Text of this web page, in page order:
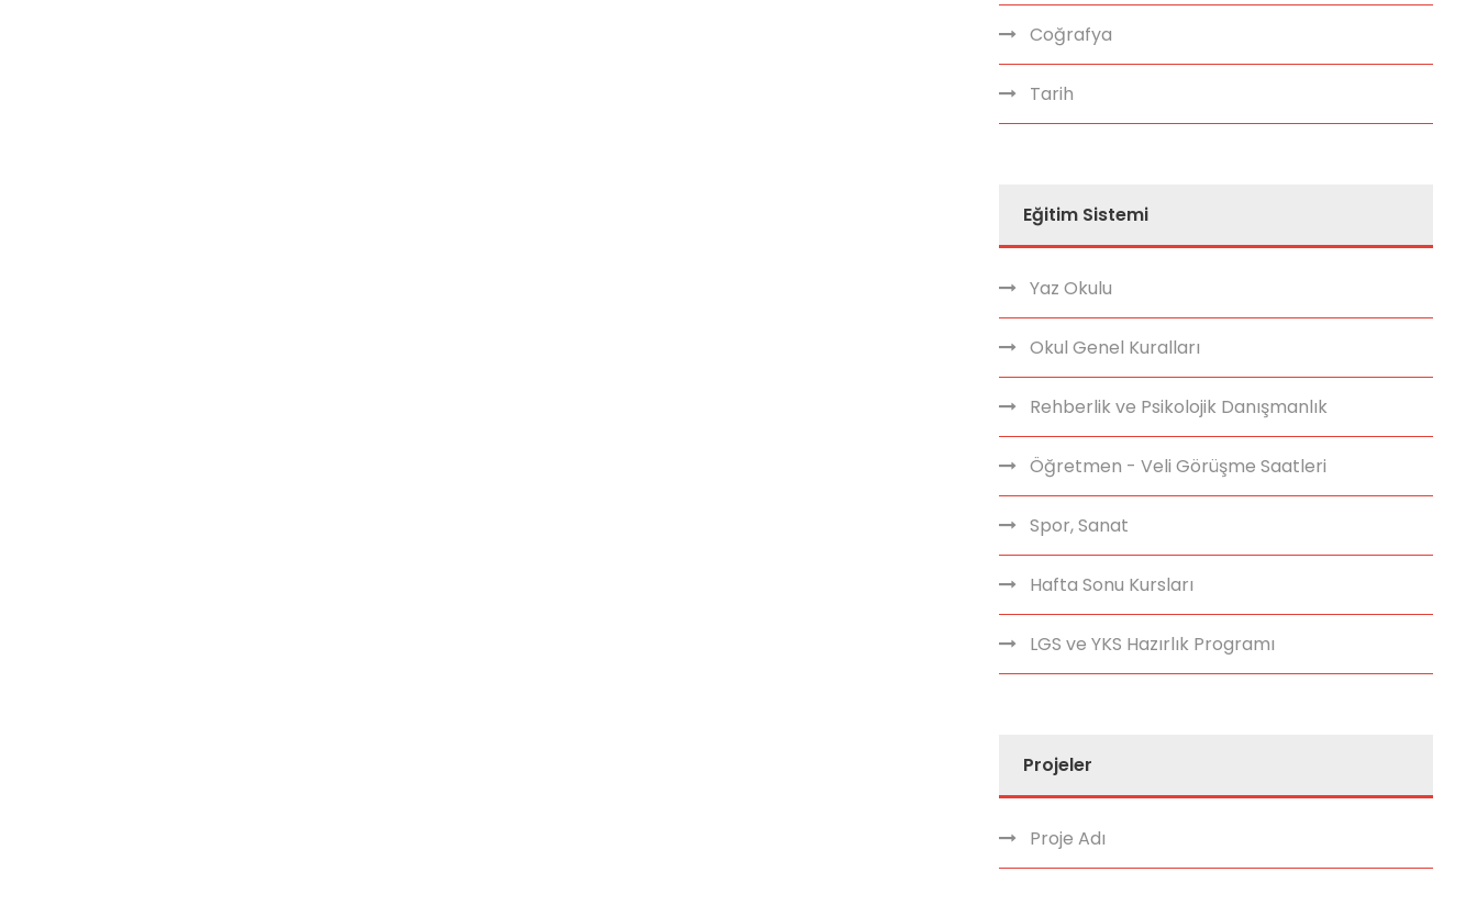
Coğrafya
Tarih
Eğitim Sistemi
Yaz Okulu
Okul Genel Kuralları
Rehberlik ve Psikolojik Danışmanlık
Öğretmen - Veli Görüşme Saatleri
Spor, Sanat
Hafta Sonu Kursları
LGS ve YKS Hazırlık Programı
Projeler
Proje Adı